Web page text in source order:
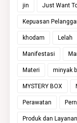
jin Just Want
Kepuasan
khodam Lelah
Manifestasi
Materi minyak
MYSTERY BOX
Perawatan
Produk dan Layanan